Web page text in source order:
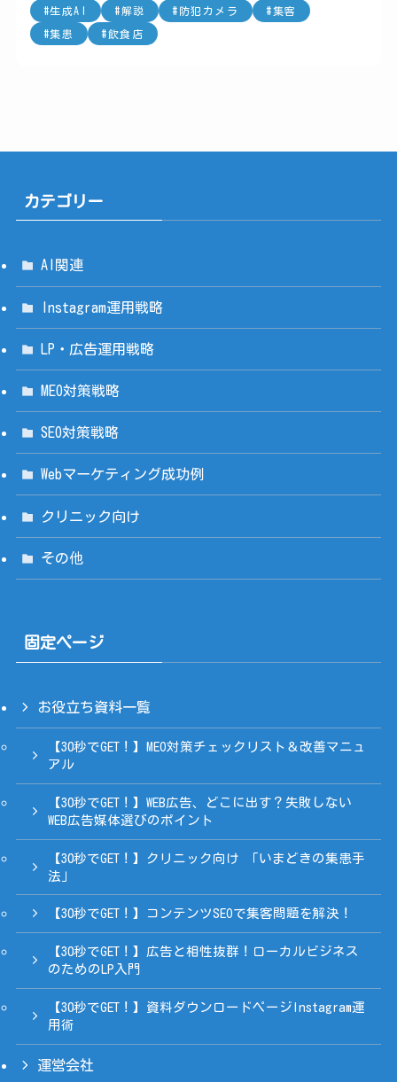
生成AI 解説 防犯カメラ 集客
集患 飲食店
カテゴリー
AI関連
Instagram運用戦略
LP・広告運用戦略
MEO対策戦略
SEO対策戦略
Webマーケティング成功例
クリニック向け
その他
固定ページ
お役立ち資料一覧
【30秒でGET！】MEO対策チェックリスト＆改善マニュ
アル
【30秒でGET！】WEB広告、どこに出す？失敗しない
WEB広告媒体選びのポイント
【30秒でGET！】クリニック向け 「いまどきの集患手
法」
【30秒でGET！】コンテンツSEOで集客問題を解決！
【30秒でGET！】広告と相性抜群！ローカルビジネス
のためのLP入門
【30秒でGET！】資料ダウンロードページInstagram運
用術
運営会社